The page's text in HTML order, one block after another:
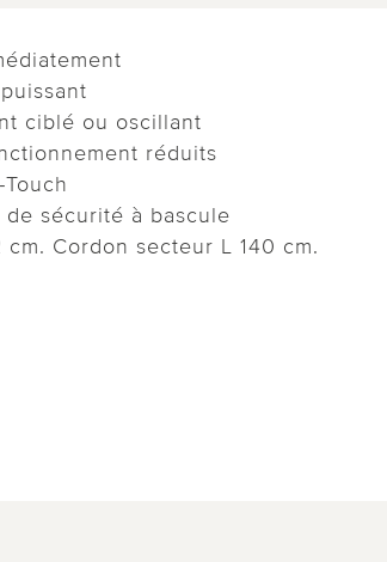
ciblé ou oscillant
réduits
sécurité à bascule
cm. Cordon secteur L 140 cm.